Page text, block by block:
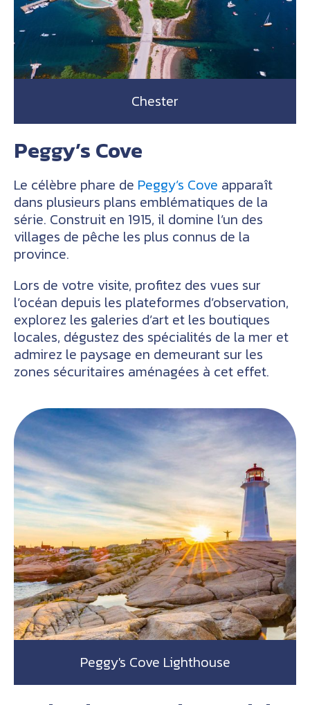
Chester
Peggy’s Cove
Le célèbre phare de Peggy’s Cove apparaît
dans plusieurs plans emblématiques de la
série. Construit en 1915, il domine l’un des
villages de pêche les plus connus de la
province.
Lors de votre visite, profitez des vues sur
l’océan depuis les plateformes d’observation,
explorez les galeries d’art et les boutiques
locales, dégustez des spécialités de la mer et
admirez le paysage en demeurant sur les
zones sécuritaires aménagées à cet effet.
Peggy's Cove Lighthouse